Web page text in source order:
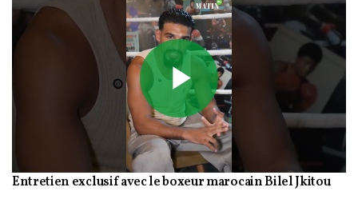
Play
Video
Entretien exclusif avec le boxeur marocain Bilel Jkitou